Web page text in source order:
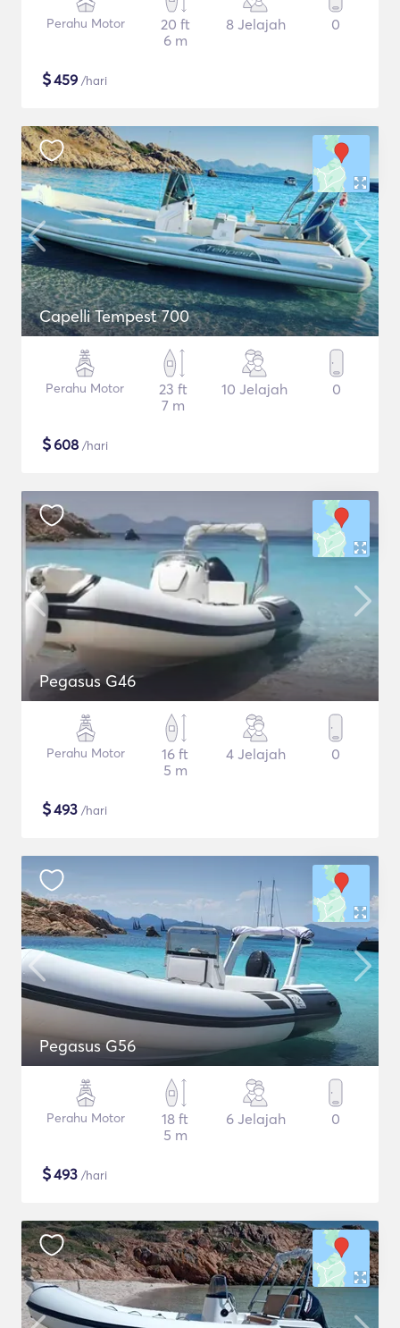
Perahu Motor
20 ft
6 m
8 Jelajah 0
$459 /hari
Capelli Tempest 700
Perahu Motor
23 ft
7 m
10 Jelajah 0
$608 /hari
Pegasus G46
Perahu Motor
16 ft
5 m
4 Jelajah 0
$493 /hari
Pegasus G56
Perahu Motor
18 ft
5 m
6 Jelajah 0
$493 /hari